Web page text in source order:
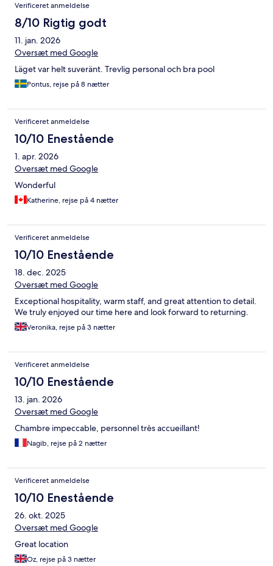
Verificeret anmeldelse
8/10 Rigtig godt
11. jan. 2026
Oversæt med Google
Läget var helt suveränt. Trevlig personal och bra pool
Pontus, rejse på 8 nætter
Verificeret anmeldelse
10/10 Enestående
1. apr. 2026
Oversæt med Google
Wonderful
Katherine, rejse på 4 nætter
Verificeret anmeldelse
10/10 Enestående
18. dec. 2025
Oversæt med Google
Exceptional hospitality, warm staff, and great attention to detail.
We truly enjoyed our time here and look forward to returning.
Veronika, rejse på 3 nætter
Verificeret anmeldelse
10/10 Enestående
13. jan. 2026
Oversæt med Google
Chambre impeccable, personnel très accueillant!
Nagib, rejse på 2 nætter
Verificeret anmeldelse
10/10 Enestående
26. okt. 2025
Oversæt med Google
Great location
Oz, rejse på 3 nætter